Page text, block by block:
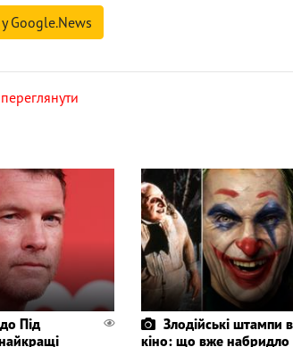
Google.News
Під
Злодійські штампи в
кіно: що вже набридло